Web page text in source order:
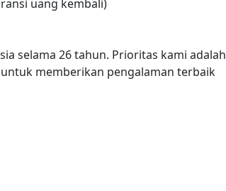
uang kembali)
selama 26 tahun. Prioritas kami adalah
memberikan pengalaman terbaik